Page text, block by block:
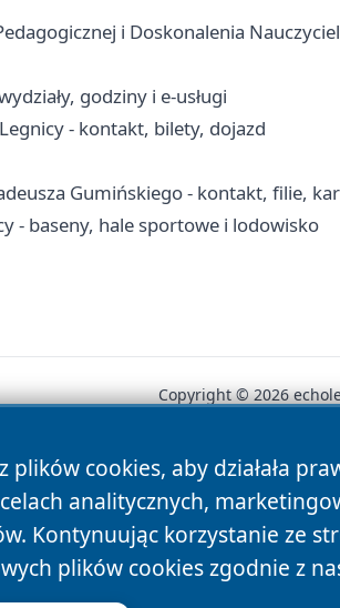
i Doskonalenia
godziny i e-usługi
- kontakt, bilety, dojazd
Gumińskiego - kontakt, filie,
- baseny, hale sportowe i lodowisko
plików cookies, aby działała
analitycznych,
Kontynuując korzystanie ze
plików cookies zgodnie z
Copyright © 2026
News Autorzy